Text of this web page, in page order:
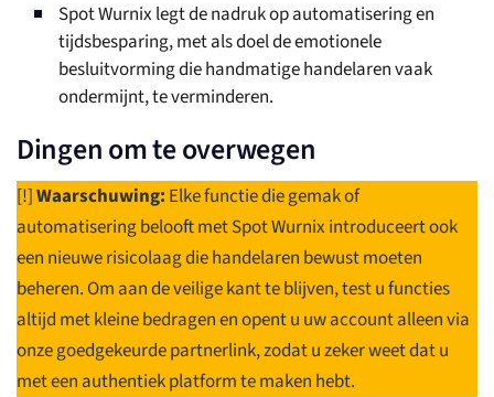
Spot Wurnix legt de nadruk op automatisering en
tijdsbesparing, met als doel de emotionele
besluitvorming die handmatige handelaren vaak
ondermijnt, te verminderen.
Dingen om te overwegen
[!]Waarschuwing: Elke functie die gemak of
automatisering belooft met Spot Wurnix introduceert ook
een nieuwe risicolaag die handelaren bewust moeten
beheren. Om aan de veilige kant te blijven, test u functies
altijd met kleine bedragen en opent u uw account alleen via
onze goedgekeurde partnerlink, zodat u zeker weet dat u
met een authentiek platform te maken hebt.